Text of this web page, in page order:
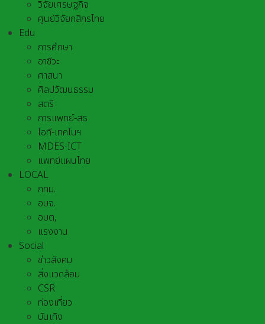
วิจัยเศรษฐกิจ
ศูนย์วิจัยกสิกรไทย
Edu
การศึกษา
อาชีวะ
ศาสนา
ศิลปวัฒนธรรม
สตรี
การแพทย์-สธ
ไอที-เทคโนฯ
MDES-ICT
แพทย์แผนไทย
LOCAL
กทม.
อบจ.
อบต,
แรงงาน
Social
ข่าวสังคม
สิ่งแวดล้อม
CSR
ท่องเที่ยว
บันเทิง